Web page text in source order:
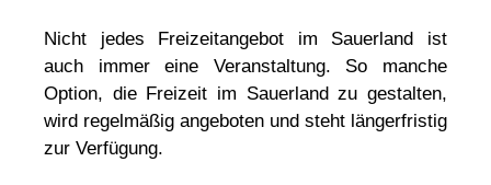
Nicht jedes Freizeitangebot im Sauerland ist
auch immer eine Veranstaltung. So manche
Option, die Freizeit im Sauerland zu gestalten,
wird regelmäßig angeboten und steht längerfristig
zur Verfügung.